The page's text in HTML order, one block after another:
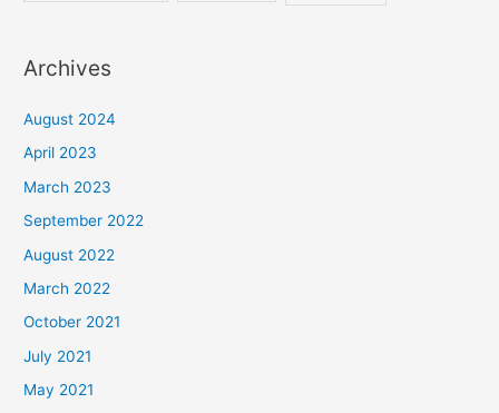
Archives
August 2024
April 2023
March 2023
September 2022
August 2022
March 2022
October 2021
July 2021
May 2021